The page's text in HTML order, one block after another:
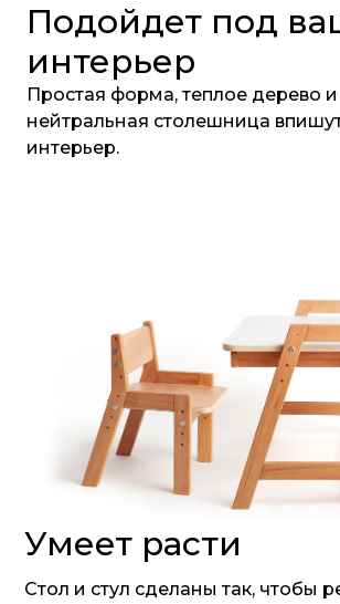
Подойдет под
интерьер
Простая форма, теплое дерево
нейтральная столешница
интерьер.
Умеет расти
Стол и стул сделаны так, чтобы